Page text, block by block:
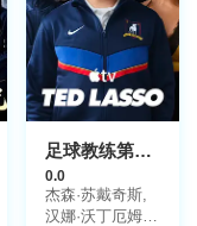
足球教练第四季
0.0
杰森·苏戴奇斯,
汉娜·沃丁厄姆,